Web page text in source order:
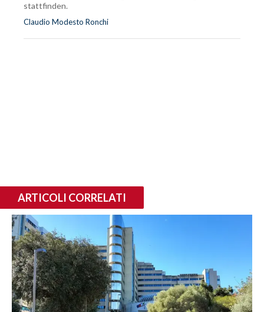
stattfinden.
Claudio Modesto Ronchi
ARTICOLI CORRELATI